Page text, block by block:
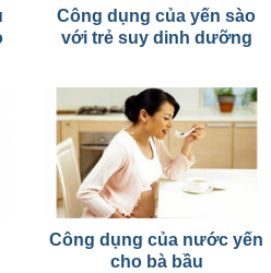
Công dụng của yến sào
với trẻ suy dinh dưỡng
Công dụng của nước yến
cho bà bầu